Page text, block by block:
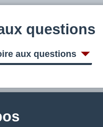
questions
aux questions